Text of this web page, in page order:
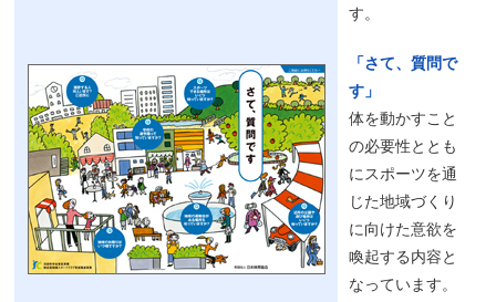
す。
「さて、質問で
す」
体を動かすこと
の必要性ととも
にスポーツを通
じた地域づくり
に向けた意欲を
喚起する内容と
なっています。